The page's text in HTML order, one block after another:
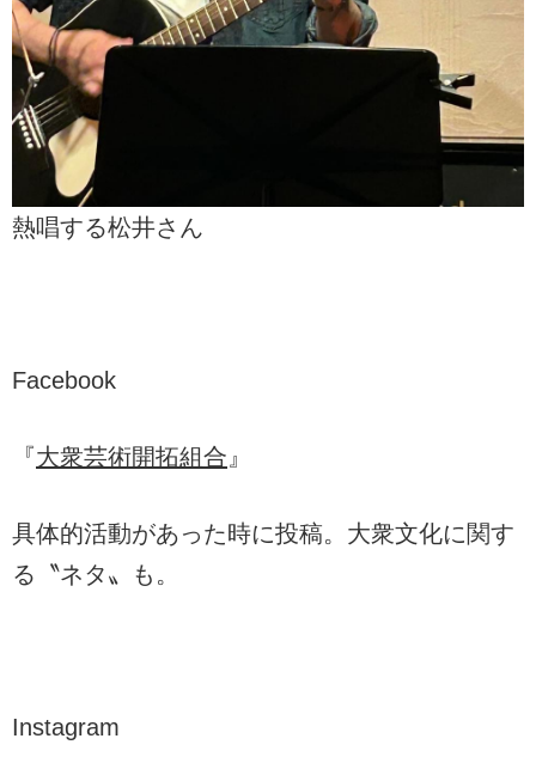
熱唱する松井さん
Facebook
『大衆芸術開拓組合 』
具体的活動があった時に投稿。大衆文化に関す
る〝ネタ〟も。
Instagram